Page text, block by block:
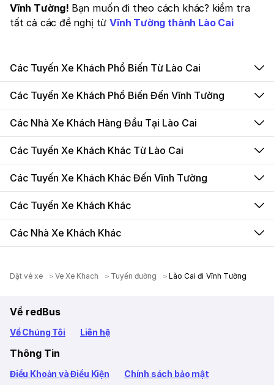
Vĩnh Tường! Bạn muốn đi theo cách khác? kiểm tra
tất cả các đề nghị từVĩnh Tường thành Lào Cai
Các Tuyến Xe Khách Phổ Biến Từ Lào Cai
Các Tuyến Xe Khách Phổ Biến Đến Vĩnh Tường
Các Nhà Xe Khách Hàng Đầu Tại Lào Cai
Các Tuyến Xe Khách Khác Từ Lào Cai
Các Tuyến Xe Khách Khác Đến Vĩnh Tường
Các Tuyến Xe Khách Khác
Các Nhà Xe Khách Khác
Dặt vé xe Ve Xe Khach Tuyến đường Lào Cai đi Vĩnh Tường
Về redBus
Về Chúng Tôi Liên hệ
Thông Tin
Điều Khoản và Điều Kiện Chính sách bảo mật